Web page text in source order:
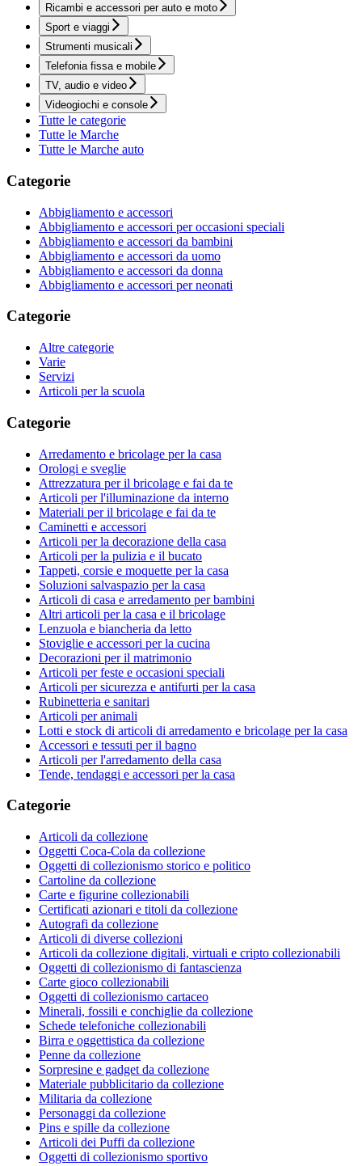
Ricambi e accessori per auto e moto
Sport e viaggi
Strumenti musicali
Telefonia fissa e mobile
TV, audio e video
Videogiochi e console
Tutte le categorie
Tutte le Marche
Tutte le Marche auto
Categorie
Abbigliamento e accessori
Abbigliamento e accessori per occasioni speciali
Abbigliamento e accessori da bambini
Abbigliamento e accessori da uomo
Abbigliamento e accessori da donna
Abbigliamento e accessori per neonati
Categorie
Altre categorie
Varie
Servizi
Articoli per la scuola
Categorie
Arredamento e bricolage per la casa
Orologi e sveglie
Attrezzatura per il bricolage e fai da te
Articoli per l'illuminazione da interno
Materiali per il bricolage e fai da te
Caminetti e accessori
Articoli per la decorazione della casa
Articoli per la pulizia e il bucato
Tappeti, corsie e moquette per la casa
Soluzioni salvaspazio per la casa
Articoli di casa e arredamento per bambini
Altri articoli per la casa e il bricolage
Lenzuola e biancheria da letto
Stoviglie e accessori per la cucina
Decorazioni per il matrimonio
Articoli per feste e occasioni speciali
Articoli per sicurezza e antifurti per la casa
Rubinetteria e sanitari
Articoli per animali
Lotti e stock di articoli di arredamento e bricolage per la casa
Accessori e tessuti per il bagno
Articoli per l'arredamento della casa
Tende, tendaggi e accessori per la casa
Categorie
Articoli da collezione
Oggetti Coca-Cola da collezione
Oggetti di collezionismo storico e politico
Cartoline da collezione
Carte e figurine collezionabili
Certificati azionari e titoli da collezione
Autografi da collezione
Articoli di diverse collezioni
Articoli da collezione digitali, virtuali e cripto collezionabili
Oggetti di collezionismo di fantascienza
Carte gioco collezionabili
Oggetti di collezionismo cartaceo
Minerali, fossili e conchiglie da collezione
Schede telefoniche collezionabili
Birra e oggettistica da collezione
Penne da collezione
Sorpresine e gadget da collezione
Materiale pubblicitario da collezione
Militaria da collezione
Personaggi da collezione
Pins e spille da collezione
Articoli dei Puffi da collezione
Oggetti di collezionismo sportivo